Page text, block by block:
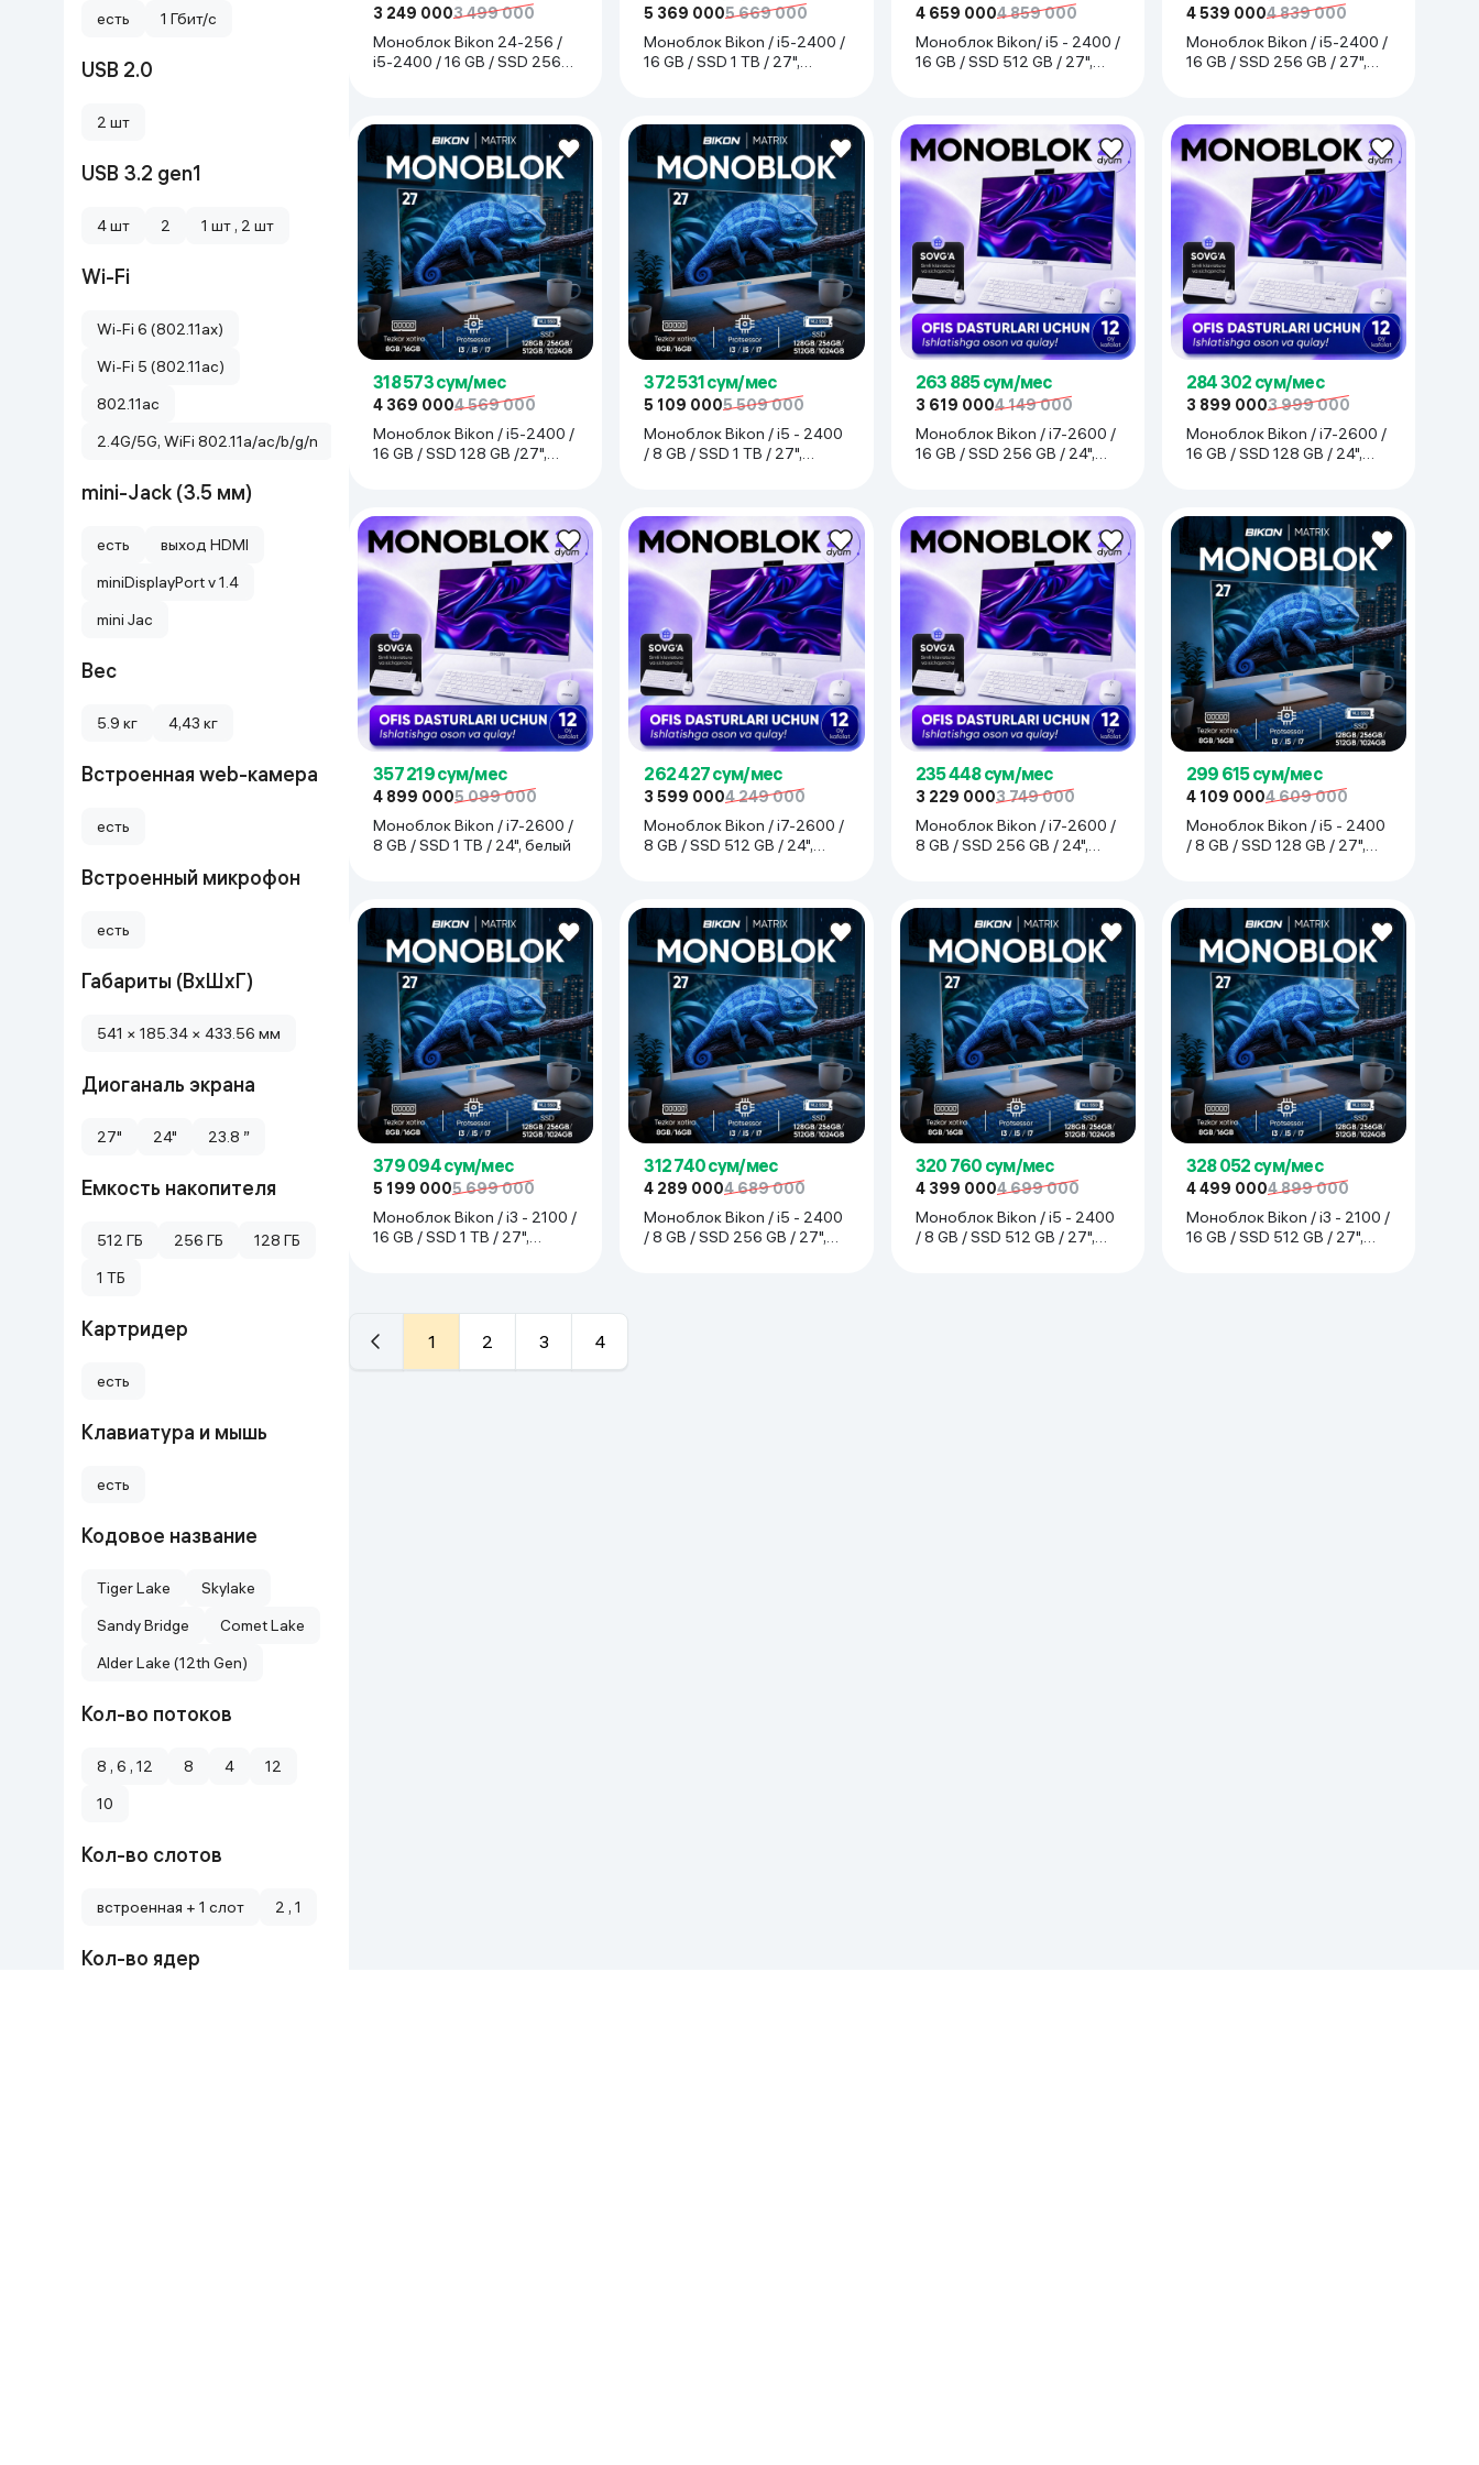
Дом и сад
есть 1 Гбит/с
USB 2.0
2 шт
USB 3.2 gen1
4 шт 2 1 шт , 2 шт
Wi-Fi
Wi-Fi 6 (802.11ax)
Wi-Fi 5 (802.11aс)
802.11ac
2.4G/5G, WiFi 802.11a/ac/b/g/n
mini-Jack (3.5 мм)
есть
выход HDMI
miniDisplayPort v 1.4
mini Jac
Вес
5.9 кг 4,43 кг
Встроенная web-камера
есть
Встроенный микрофон
есть
Габариты (ВхШхГ)
541 × 185.34 × 433.56 мм
Диоганаль экрана
27" 24" 23.8 ”
Емкость накопителя
512 ГБ 256 ГБ
128 ГБ
1 ТБ
Картридер
есть
Клавиатура и мышь
есть
Кодовое название
Tiger Lake
Skylake
Sandy Bridge
Comet Lake
Alder Lake (12th Gen)
Кол-во потоков
8 , 6 , 12 8 4
12
10
Кол-во слотов
встроенная + 1 слот 2 , 1
Кол-во ядер
3 249 0003 499 000
Моноблок Bikon 24-256 /
i5-2400 / 16 GB / SSD 256
5 369 0005 669 000
Моноблок Bikon / i5-2400 /
16 GB / SSD 1 TB / 27",
4 659 0004 859 000
Моноблок Bikon/ i5 - 2400 /
16 GB / SSD 512 GB / 27",
4 539 0004 839 000
Моноблок Bikon / i5-2400 /
16 GB / SSD 256 GB / 27",
318 573 сум/мес
4 369 0004 569 000
Моноблок Bikon / i5-2400 /
16 GB / SSD 128 GB /27",
372 531 сум/мес
5 109 0005 509 000
Моноблок Bikon / i5 - 2400
/ 8 GB / SSD 1 TB / 27",
263 885 сум/мес
3 619 0004 149 000
Моноблок Bikon / i7-2600 /
16 GB / SSD 256 GB / 24",
284 302 сум/мес
3 899 0003 999 000
Моноблок Bikon / i7-2600 /
16 GB / SSD 128 GB / 24",
357 219 сум/мес
4 899 0005 099 000
Моноблок Bikon / i7-2600 /
8 GB / SSD 1 TB / 24", белый
262 427 сум/мес
3 599 0004 249 000
Моноблок Bikon / i7-2600 /
8 GB / SSD 512 GB / 24",
235 448 сум/мес
3 229 0003 749 000
Моноблок Bikon / i7-2600 /
8 GB / SSD 256 GB / 24",
299 615 сум/мес
4 109 0004 609 000
Моноблок Bikon / i5 - 2400
/ 8 GB / SSD 128 GB / 27",
379 094 сум/мес
5 199 0005 699 000
Моноблок Bikon / i3 - 2100 /
16 GB / SSD 1 TB / 27",
312 740 сум/мес
4 289 0004 689 000
Моноблок Bikon / i5 - 2400
/ 8 GB / SSD 256 GB / 27",
320 760 сум/мес
4 399 0004 699 000
Моноблок Bikon / i5 - 2400
/ 8 GB / SSD 512 GB / 27",
328 052 сум/мес
4 499 0004 899 000
Моноблок Bikon / i3 - 2100 /
16 GB / SSD 512 GB / 27",
1 2 3 4